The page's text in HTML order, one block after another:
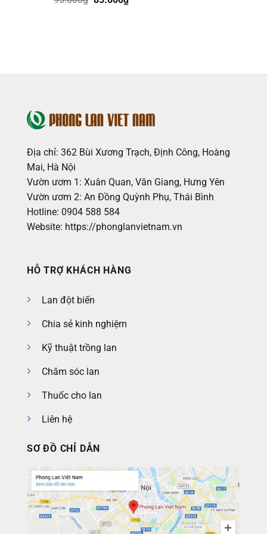
Địa chỉ: 362 Bùi Xương Trạch, Định Công, Hoàng
Mai, Hà Nội
Vườn ươm 1: Xuân Quan, Văn Giang, Hưng Yên
Vườn ươm 2: An Đồng Quỳnh Phụ, Thái Bình
Hotline: 0904 588 584
Website: https://phonglanvietnam.vn
HỖ TRỢ KHÁCH HÀNG
Lan đột biến
Chia sẻ kinh nghiệm
Kỹ thuật trồng lan
Chăm sóc lan
Thuốc cho lan
Liên hệ
SƠ ĐỒ CHỈ DẪN